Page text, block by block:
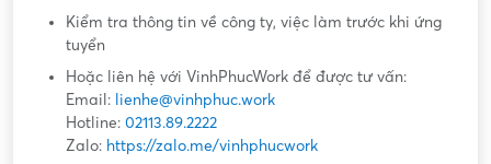
Kiểm tra thông tin về công ty, việc làm trước khi ứng
tuyển
Hoặc liên hệ với VinhPhucWork để được tư vấn:
Email: lienhe@vinhphuc.work
Hotline: 02113.89.2222
Zalo: https://zalo.me/vinhphucwork